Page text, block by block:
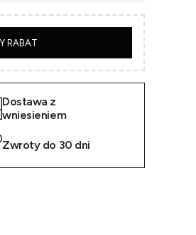
RABAT
Dostawa z
wniesieniem
Zwroty do 30 dni